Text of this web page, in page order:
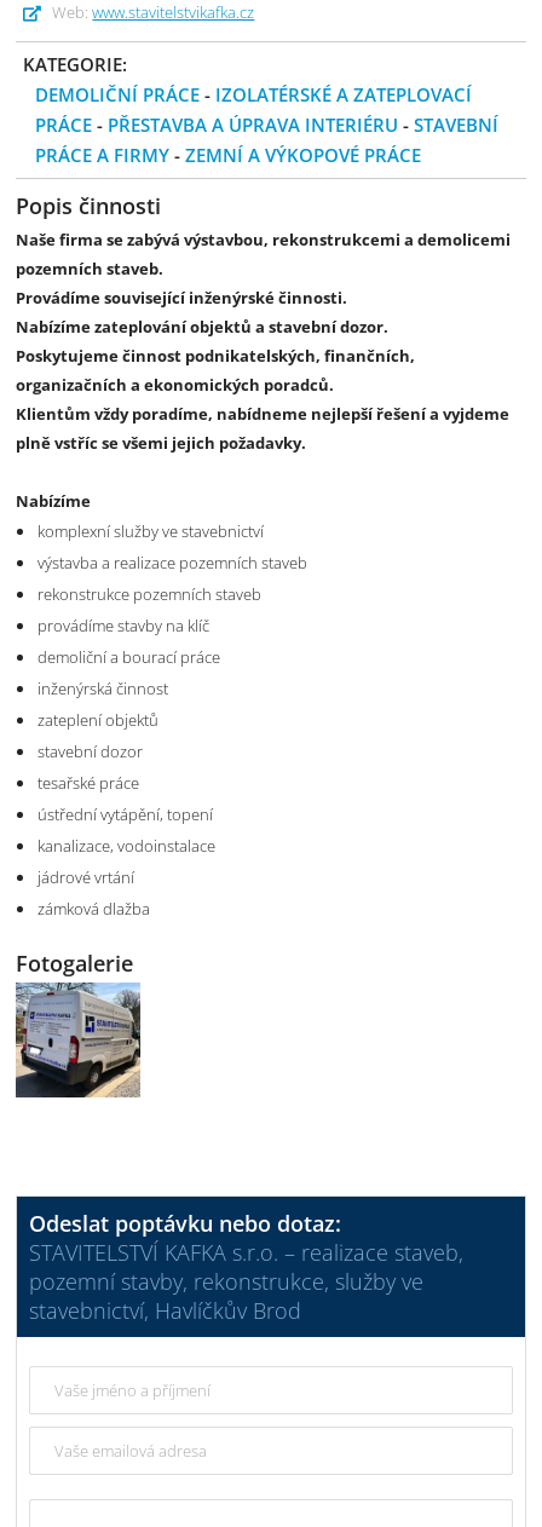
Web: www.stavitelstvikafka.cz
KATEGORIE:
DEMOLIČNÍ PRÁCE - IZOLATÉRSKÉ A ZATEPLOVACÍ
PRÁCE - PŘESTAVBA A ÚPRAVA INTERIÉRU -STAVEBNÍ
PRÁCE A FIRMY -ZEMNÍ A VÝKOPOVÉ PRÁCE
Popis činnosti
Naše firma se zabývá výstavbou, rekonstrukcemi a demolicemi
pozemních staveb.
Provádíme související inženýrské činnosti.
Nabízíme zateplování objektů a stavební dozor.
Poskytujeme činnost podnikatelských, finančních,
organizačních a ekonomických poradců.
Klientům vždy poradíme, nabídneme nejlepší řešení a vyjdeme
plně vstříc se všemi jejich požadavky.
Nabízíme
komplexní služby ve stavebnictví
výstavba a realizace pozemních staveb
rekonstrukce pozemních staveb
provádíme stavby na klíč
demoliční a bourací práce
inženýrská činnost
zateplení objektů
stavební dozor
tesařské práce
ústřední vytápění, topení
kanalizace, vodoinstalace
jádrové vrtání
zámková dlažba
Fotogalerie
Odeslat poptávku nebo dotaz:
STAVITELSTVÍ KAFKA s.r.o. – realizace staveb,
pozemní stavby, rekonstrukce, služby ve
stavebnictví, Havlíčkův Brod